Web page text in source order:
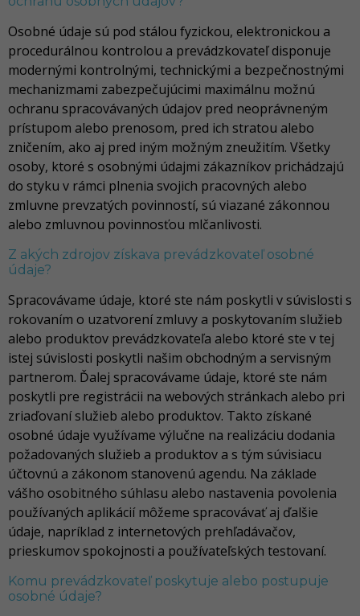
Osobné údaje sú pod stálou fyzickou, elektronickou a
procedurálnou kontrolou a prevádzkovateľ disponuje
modernými kontrolnými, technickými a bezpečnostnými
mechanizmami zabezpečujúcimi maximálnu možnú
ochranu spracovávaných údajov pred neoprávneným
prístupom alebo prenosom, pred ich stratou alebo
zničením, ako aj pred iným možným zneužitím. Všetky
osoby, ktoré s osobnými údajmi zákazníkov prichádzajú
do styku v rámci plnenia svojich pracovných alebo
zmluvne prevzatých povinností, sú viazané zákonnou
alebo zmluvnou povinnosťou mlčanlivosti.
Z akých zdrojov získava prevádzkovateľ osobné
údaje?
Spracovávame údaje, ktoré ste nám poskytli v súvislosti s
rokovaním o uzatvorení zmluvy a poskytovaním služieb
alebo produktov prevádzkovateľa alebo ktoré ste v tej
istej súvislosti poskytli našim obchodným a servisným
partnerom. Ďalej spracovávame údaje, ktoré ste nám
poskytli pre registrácii na webových stránkach alebo pri
zriaďovaní služieb alebo produktov. Takto získané
osobné údaje využívame výlučne na realizáciu dodania
požadovaných služieb a produktov a s tým súvisiacu
účtovnú a zákonom stanovenú agendu. Na základe
vášho osobitného súhlasu alebo nastavenia povolenia
používaných aplikácií môžeme spracovávať aj ďalšie
údaje, napríklad z internetových prehľadávačov,
prieskumov spokojnosti a používateľských testovaní.
Komu prevádzkovateľ poskytuje alebo postupuje
osobné údaje?